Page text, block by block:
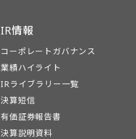
IR情報
コーポレートガバナンス
業績ハイライト
IRライブラリー一覧
決算短信
有価証券報告書
決算説明資料